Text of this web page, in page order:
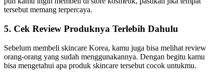
tersebut memang terpercaya.
5. Cek Review Produknya Terlebih Dahulu
Sebelum membeli skincare Korea, kamu juga bisa melihat review
orang-orang yang sudah menggunakannya. Dengan begitu kamu
bisa mengetahui apa produk skincare tersebut cocok untukmu.